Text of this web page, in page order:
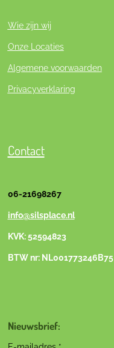
Wie zijn wij
Onze Locaties
Algemene voorwaarden
Privacyverklaring
Contact
06-21698267
info@silsplace.nl
KVK: 52594823
BTW nr: NL001773246B75
Nieuwsbrief: